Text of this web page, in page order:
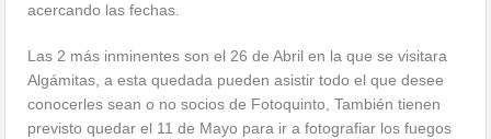
acercando las fechas.
Las 2 más inminentes son el 26 de Abril en la que se visitara
Algámitas, a esta quedada pueden asistir todo el que desee
conocerles sean o no socios de Fotoquinto, También tienen
previsto quedar el 11 de Mayo para ir a fotografiar los fuegos